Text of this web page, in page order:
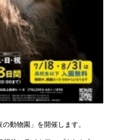
動物園」を開催します。